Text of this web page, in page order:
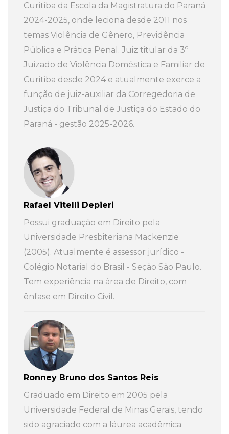
Curitiba da Escola da Magistratura do Paraná
2024-2025, onde leciona desde 2011 nos
temas Violência de Gênero, Previdência
Pública e Prática Penal. Juiz titular da 3º
Juizado de Violência Doméstica e Familiar de
Curitiba desde 2024 e atualmente exerce a
função de juiz-auxiliar da Corregedoria de
Justiça do Tribunal de Justiça do Estado do
Paraná - gestão 2025-2026.
Rafael Vitelli Depieri
Possui graduação em Direito pela
Universidade Presbiteriana Mackenzie
(2005). Atualmente é assessor jurídico -
Colégio Notarial do Brasil - Seção São Paulo.
Tem experiência na área de Direito, com
ênfase em Direito Civil.
Ronney Bruno dos Santos Reis
Graduado em Direito em 2005 pela
Universidade Federal de Minas Gerais, tendo
sido agraciado com a láurea acadêmica